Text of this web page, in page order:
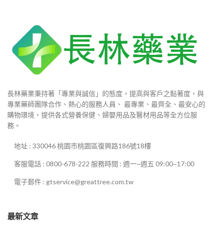
長林藥業秉持著「專業與誠信」的態度，提高與客戶之黏著度，與
專業藥師團隊合作、熱心的服務人員、 最專業、最齊全、最安心的
購物環境，提供各式營養保健、婦嬰用品及醫材用品等全方位服
務。
地址 : 330046 桃園市桃園區復興路186號18樓
客服電話 : 0800-678-222 服務時間 : 週一~週五 09:00~17:00
電子郵件 : gtservice@greattree.com.tw
最新文章